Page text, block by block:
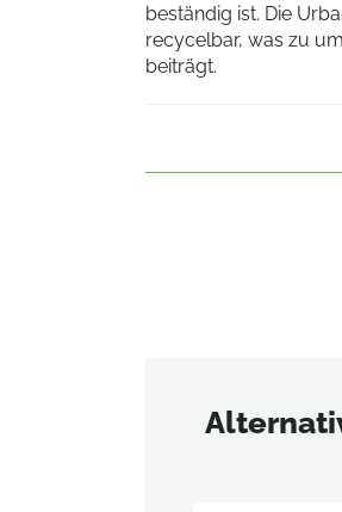
beständig ist. Die
recycelbar, was zu
beiträgt.